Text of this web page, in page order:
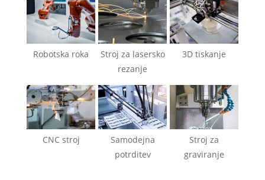
Robotska roka
Stroj za lasersko
rezanje
3D tiskanje
CNC stroj
Samodejna
potrditev
Stroj za
graviranje